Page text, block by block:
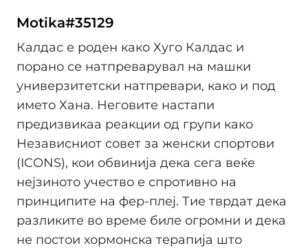
Motika#35129
Калдас е роден како Хуго Калдас и
порано се натпреварувал на машки
универзитетски натпревари, како и под
името Хана. Неговите настапи
предизвикаа реакции од групи како
Независниот совет за женски спортови
(ICONS), кои обвинија дека сега веќе
нејзиното учество е спротивно на
принципите на фер-плеј. Тие тврдат дека
разликите во време биле огромни и дека
не постои хормонска терапија што